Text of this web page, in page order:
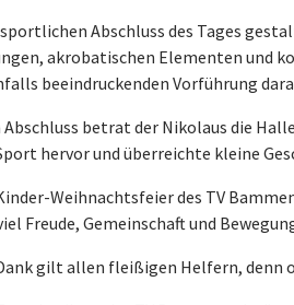
Abschluss des Tages
akrobatischen Elementen und
beeindruckenden Vorführung
Abschluss betrat der Nikolaus die
hervor und überreichte kleine
Weihnachtsfeier des TV
Freude, Gemeinschaft und
gilt allen fleißigen Helfern, denn